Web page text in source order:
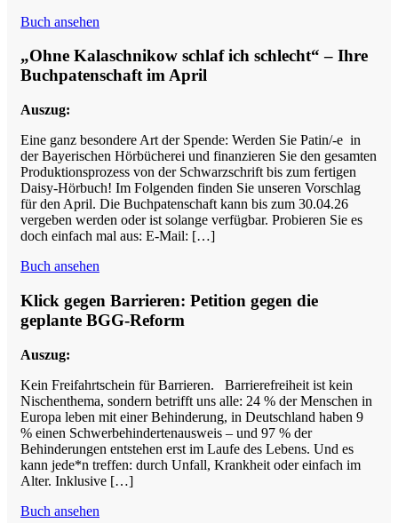
Buch ansehen
„Ohne Kalaschnikow schlaf ich schlecht“ – Ihre
Buchpatenschaft im April
Auszug:
Eine ganz besondere Art der Spende: Werden Sie Patin/-e in
der Bayerischen Hörbücherei und finanzieren Sie den gesamten
Produktionsprozess von der Schwarzschrift bis zum fertigen
Daisy-Hörbuch! Im Folgenden finden Sie unseren Vorschlag
für den April. Die Buchpatenschaft kann bis zum 30.04.26
vergeben werden oder ist solange verfügbar. Probieren Sie es
doch einfach mal aus: E-Mail: […]
Buch ansehen
Klick gegen Barrieren: Petition gegen die
geplante BGG-Reform
Auszug:
Kein Freifahrtschein für Barrieren. Barrierefreiheit ist kein
Nischenthema, sondern betrifft uns alle: 24 % der Menschen in
Europa leben mit einer Behinderung, in Deutschland haben 9
% einen Schwerbehindertenausweis – und 97 % der
Behinderungen entstehen erst im Laufe des Lebens. Und es
kann jede*n treffen: durch Unfall, Krankheit oder einfach im
Alter. Inklusive […]
Buch ansehen